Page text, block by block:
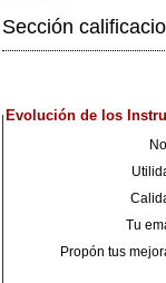
Sección
Evolución de los
Tu
Propón tus